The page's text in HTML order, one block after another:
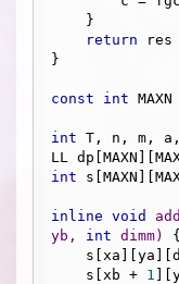
return res
}
const int
int T, n, m,
int
inline void add
yb, int dimm)
{
    s[xb +
1